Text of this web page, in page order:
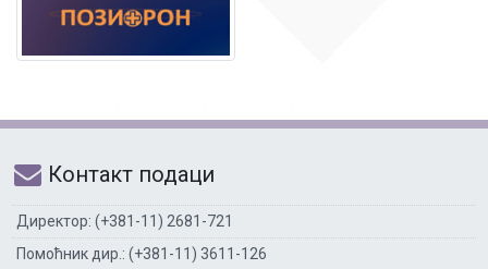
Контакт подаци
Директор: (+381-11) 2681-721
Помоћник дир.: (+381-11) 3611-126